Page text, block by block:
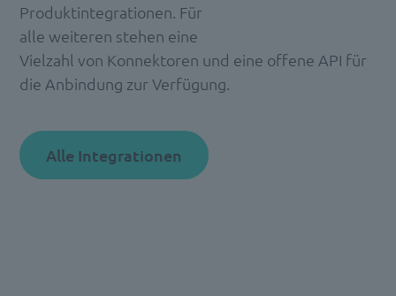
Produktintegrationen. Für
alleweiteren stehen eine
Vielzahlvon Konnektoren und eine offene API für
die Anbindung zur Verfügung.
Alle Integrationen